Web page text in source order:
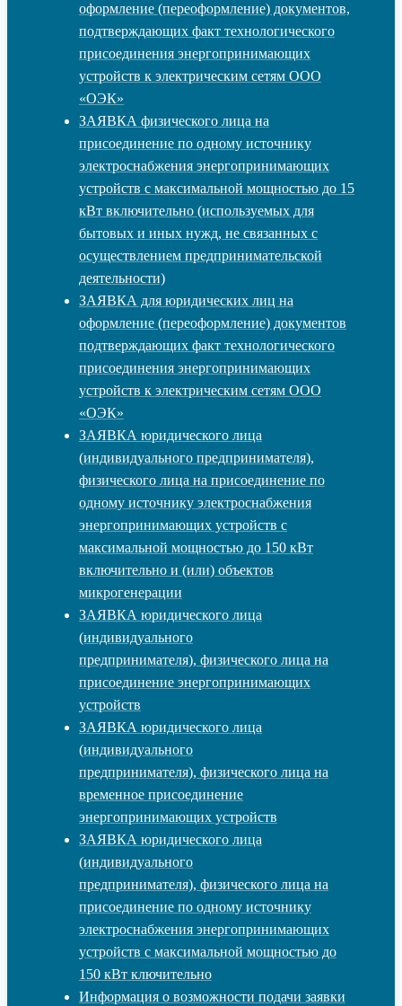
оформление (переоформление) документов,
подтверждающих факт технологического
присоединения энергопринимающих
устройств к электрическим сетям ООО
«ОЭК»
ЗАЯВКА физического лица на
присоединение по одному источнику
электроснабжения энергопринимающих
устройств с максимальной мощностью до 15
кВт включительно (используемых для
бытовых и иных нужд, не связанных с
осуществлением предпринимательской
деятельности)
ЗАЯВКА для юридических лиц на
оформление (переоформление) документов
подтверждающих факт технологического
присоединения энергопринимающих
устройств к электрическим сетям ООО
«ОЭК»
ЗАЯВКА юридического лица
(индивидуального предпринимателя),
физического лица на присоединение по
одному источнику электроснабжения
энергопринимающих устройств с
максимальной мощностью до 150 кВт
включительно и (или) объектов
микрогенерации
ЗАЯВКА юридического лица
(индивидуального
предпринимателя), физического лица на
присоединение энергопринимающих
устройств
ЗАЯВКА юридического лица
(индивидуального
предпринимателя), физического лица на
временное присоединение
энергопринимающих устройств
ЗАЯВКА юридического лица
(индивидуального
предпринимателя), физического лица на
присоединение по одному источнику
электроснабжения энергопринимающих
устройств с максимальной мощностью до
150 кВт ключительно
Информация о возможности подачи заявки